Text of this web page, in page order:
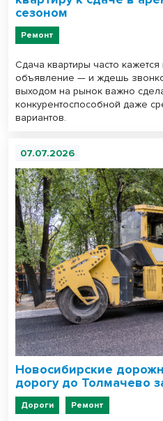
сезоном
Ремонт
Сдача квартиры часто
объявление — и ждешь
выходом на рынок важно
конкурентоспособной даже
вариантов.
07.07.2026
Новосибирские
дорогу до Толмачево
Дороги Ремонт